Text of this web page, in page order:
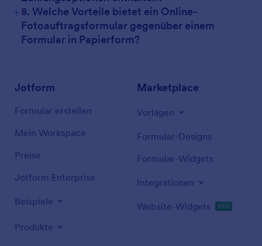
+8. Welche Vorteile bietet ein Online-
Fotoauftragsformular gegenüber einem
Formular in Papierform?
Jotform
Formular erstellen
Mein Workspace
Preise
Jotform Enterprise
Beispiele
Produkte
Marketplace
Vorlagen
Formular-Designs
Formular-Widgets
Integrationen
Website-Widgets NEU